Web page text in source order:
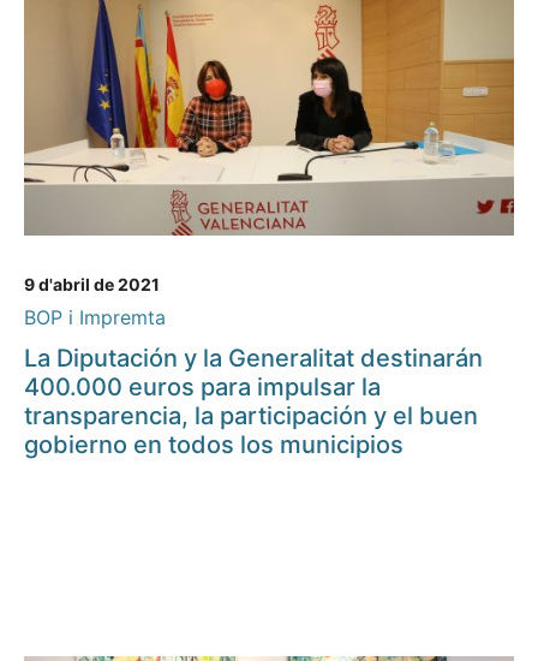
9 d'abril de 2021
BOP i Impremta
La Diputación y la Generalitat destinarán
400.000 euros para impulsar la
transparencia, la participación y el buen
gobierno en todos los municipios